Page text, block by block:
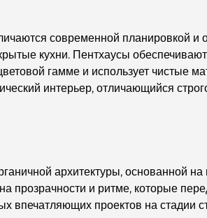
современной планировкой и
кухни. Пентхаусы
гамме и использует чистые
интерьер, отличающийся
архитектуры, основанной
прозрачности и ритме, которые
проектов на стадии